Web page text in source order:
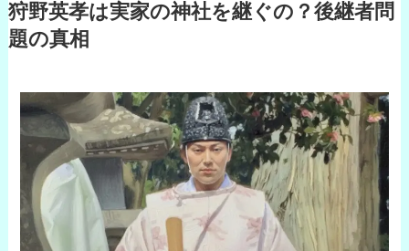
狩野英孝は実家の神社を継ぐの？後継者問
題の真相